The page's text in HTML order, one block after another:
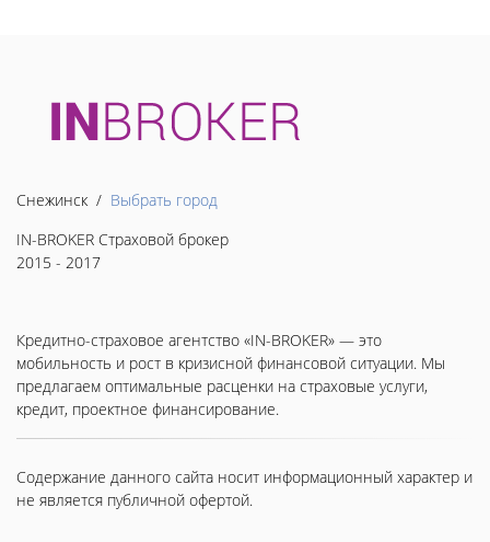
Снежинск / Выбрать город
IN-BROKER Страховой брокер
2015 - 2017
Кредитно-страховое агентство «IN-BROKER» — это
мобильность и рост в кризисной финансовой ситуации. Мы
предлагаем оптимальные расценки на страховые услуги,
кредит, проектное финансирование.
Содержание данного сайта носит информационный характер и
не является публичной офертой.